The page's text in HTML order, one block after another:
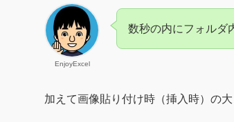
EnjoyExcel
数秒の内にフォルダ
加えて画像貼り付け時（挿入時）の